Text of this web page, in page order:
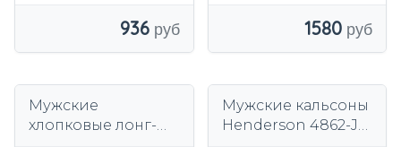
936 1580
Мужские
хлопковые лонг-
Мужские кальсоны
Henderson 4862-J1